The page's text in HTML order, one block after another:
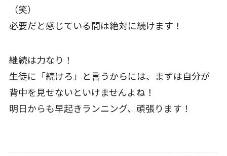
（笑）
必要だと感じている間は絶対に続けます！
継続は力なり！
生徒に「続けろ」と言うからには、まずは自分が
背中を見せないといけませんよね！
明日からも早起きランニング、頑張ります！